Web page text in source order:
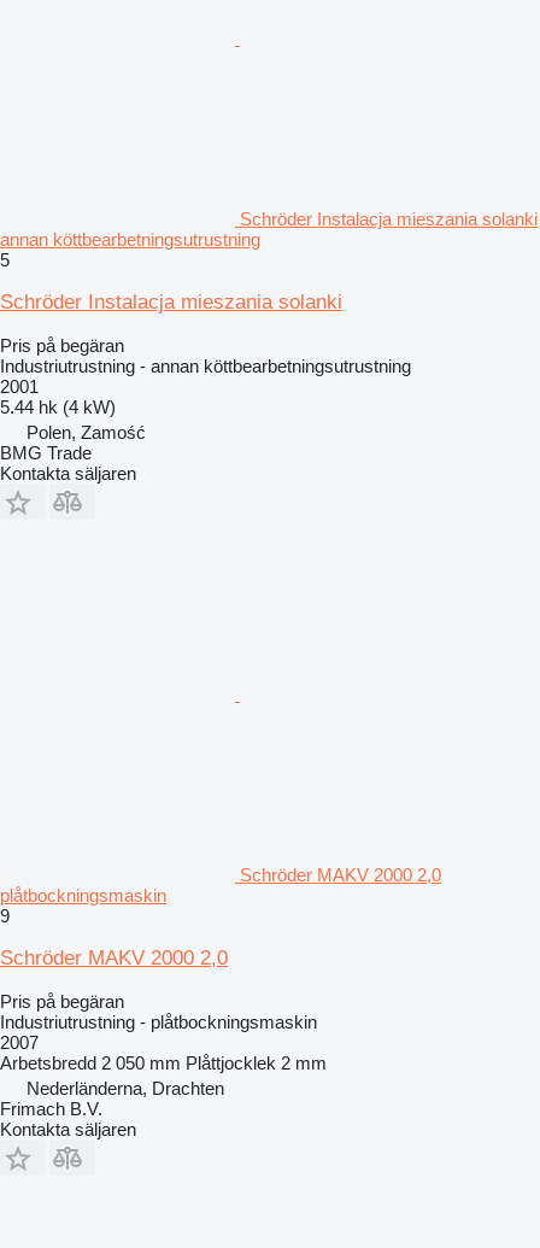
Schröder Instalacja mieszania solanki
annan köttbearbetningsutrustning
5
Schröder Instalacja mieszania solanki
Pris på begäran
Industriutrustning - annan köttbearbetningsutrustning
2001
5.44 hk (4 kW)
Polen, Zamość
BMG Trade
Kontakta säljaren
Schröder MAKV 2000 2,0
plåtbockningsmaskin
9
Schröder MAKV 2000 2,0
Pris på begäran
Industriutrustning - plåtbockningsmaskin
2007
Arbetsbredd 2 050 mm Plåttjocklek 2 mm
Nederländerna, Drachten
Frimach B.V.
Kontakta säljaren